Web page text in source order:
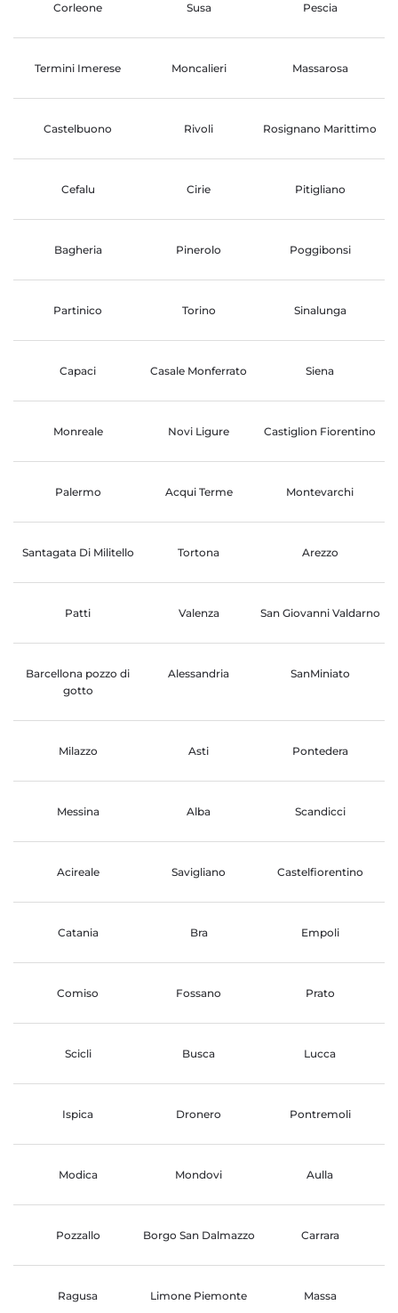
Corleone Susa Pescia
Termini Imerese Moncalieri Massarosa
Castelbuono Rivoli Rosignano Marittimo
Cefalu Cirie Pitigliano
Bagheria Pinerolo Poggibonsi
Partinico Torino Sinalunga
Capaci Casale Monferrato Siena
Monreale Novi Ligure Castiglion Fiorentino
Palermo Acqui Terme Montevarchi
Santagata Di Militello Tortona Arezzo
Patti Valenza San Giovanni Valdarno
Barcellona pozzo di
gotto
Alessandria SanMiniato
Milazzo Asti Pontedera
Messina Alba Scandicci
Acireale Savigliano Castelfiorentino
Catania Bra Empoli
Comiso Fossano Prato
Scicli Busca Lucca
Ispica Dronero Pontremoli
Modica Mondovi Aulla
Pozzallo Borgo San Dalmazzo Carrara
Ragusa Limone Piemonte Massa